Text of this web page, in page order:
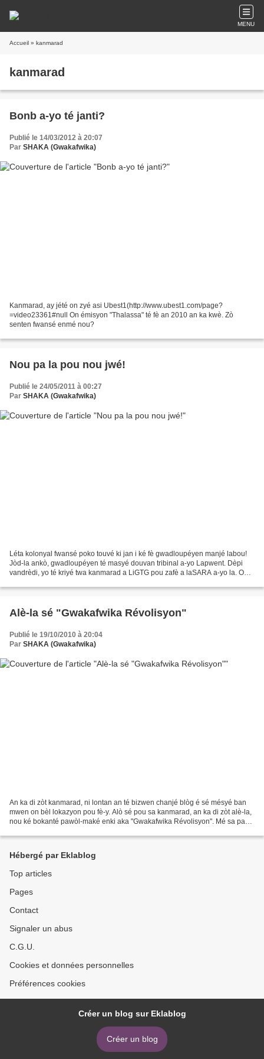
MENU
Accueil » kanmarad
kanmarad
Bonb a-yo té janti?
Publié le 14/03/2012 à 20:07
Par SHAKA (Gwakafwika)
Kanmarad, ay jété on zyé asi Ubest1(http://www.ubest1.com/page?
=video23361#null On émisyon "Thalassa" té fè an 2010 an ka kwè. Zò
senten fwansé enmé nou?
Nou pa la pou nou jwé!
Publié le 24/05/2011 à 00:27
Par SHAKA (Gwakafwika)
Léta kolonyal fwansé poko touvé ki jan i ké fè gwadloupéyen manjé labou!
Jòd-la ankò, gwadloupéyen té masyé douvan tribinal a-yo Lapwent. Dèpi
vandrèdi, yo té kriyé twa kanmarad a LiGTG pou zafè a laSARA a-yo la. On
Alè-la sé "Gwakafwika Révolisyon"
Publié le 19/10/2010 à 20:04
Par SHAKA (Gwakafwika)
An ka di zòt kanmarad, ni lontan an té bizwen chanjé blòg é sé mésyé ban
mwen on bèl lokazyon pou fè-y. Alò sé pou sa kanmarad, an ka di zòt alè-la,
nou ké bokanté pawòl-maké enki aka "Gwakafwika Révolisyon". Mé sa pa
Hébergé par Eklablog
Top articles
Pages
Contact
Signaler un abus
C.G.U.
Cookies et données personnelles
Préférences cookies
Créer un blog sur Eklablog
Créer un blog